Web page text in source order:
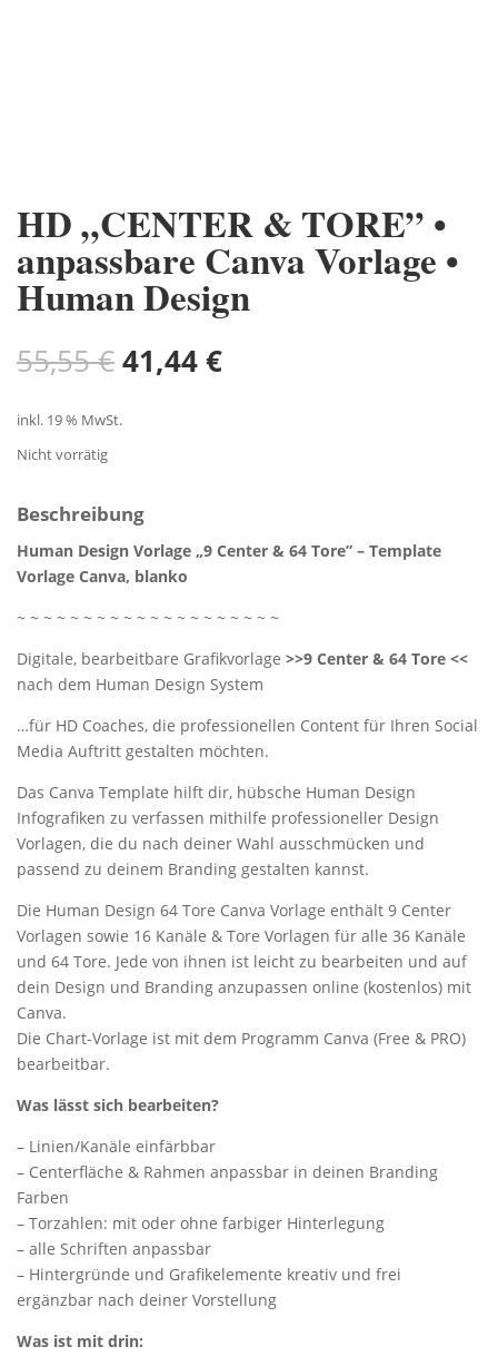
HD „CENTER & TORE” •
anpassbare Canva Vorlage •
Human Design
55,55€Ursprünglicher
Preis
55,55 €
41,44€Aktueller
inkl. 19 % MwSt.
Nicht vorrätig
Beschreibung
Human Design Vorlage „9 Center & 64 Tore” – Template
Vorlage Canva, blanko
~ ~ ~ ~ ~ ~ ~ ~ ~ ~ ~ ~ ~ ~ ~ ~ ~ ~ ~ ~
Digitale, bearbeitbare Grafikvorlage >>9 Center & 64 Tore <<
nach dem Human Design System
…für HD Coaches, die professionellen Content für Ihren Social
Media Auftritt gestalten möchten.
Das Canva Template hilft dir, hübsche Human Design
Infografiken zu verfassen mithilfe professioneller Design
Vorlagen, die du nach deiner Wahl ausschmücken und
passend zu deinem Branding gestalten kannst.
Die Human Design 64 Tore Canva Vorlage enthält 9 Center
Vorlagen sowie 16 Kanäle & Tore Vorlagen für alle 36 Kanäle
und 64 Tore. Jede von ihnen ist leicht zu bearbeiten und auf
dein Design und Branding anzupassen online (kostenlos) mit
Canva.
Die Chart-Vorlage ist mit dem Programm Canva (Free & PRO)
bearbeitbar.
Was lässt sich bearbeiten?
– Linien/Kanäle einfärbbar
– Centerfläche & Rahmen anpassbar in deinen Branding
Farben
– Torzahlen: mit oder ohne farbiger Hinterlegung
– alle Schriften anpassbar
– Hintergründe und Grafikelemente kreativ und frei
ergänzbar nach deiner Vorstellung
Was ist mit drin: